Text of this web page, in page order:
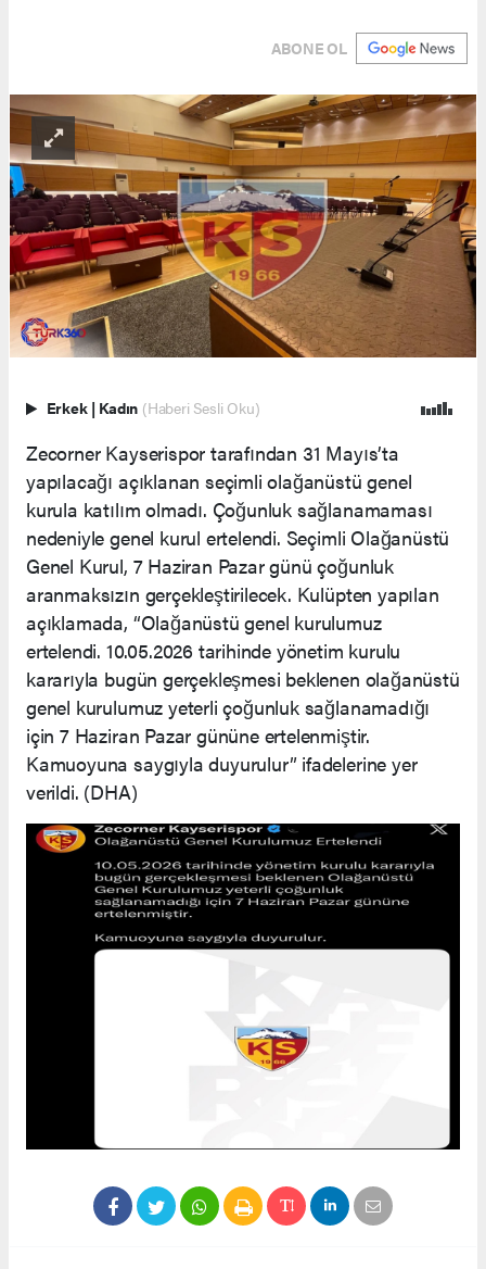
ABONE OL
Erkek | Kadın (Haberi Sesli Oku)
Zecorner Kayserispor tarafından 31 Mayıs’ta
yapılacağı açıklanan seçimli olağanüstü genel
kurula katılım olmadı. Çoğunluk sağlanamaması
nedeniyle genel kurul ertelendi. Seçimli Olağanüstü
Genel Kurul, 7 Haziran Pazar günü çoğunluk
aranmaksızın gerçekleştirilecek. Kulüpten yapılan
açıklamada, “Olağanüstü genel kurulumuz
ertelendi. 10.05.2026 tarihinde yönetim kurulu
kararıyla bugün gerçekleşmesi beklenen olağanüstü
genel kurulumuz yeterli çoğunluk sağlanamadığı
için 7 Haziran Pazar gününe ertelenmiştir.
Kamuoyuna saygıyla duyurulur” ifadelerine yer
verildi. (DHA)